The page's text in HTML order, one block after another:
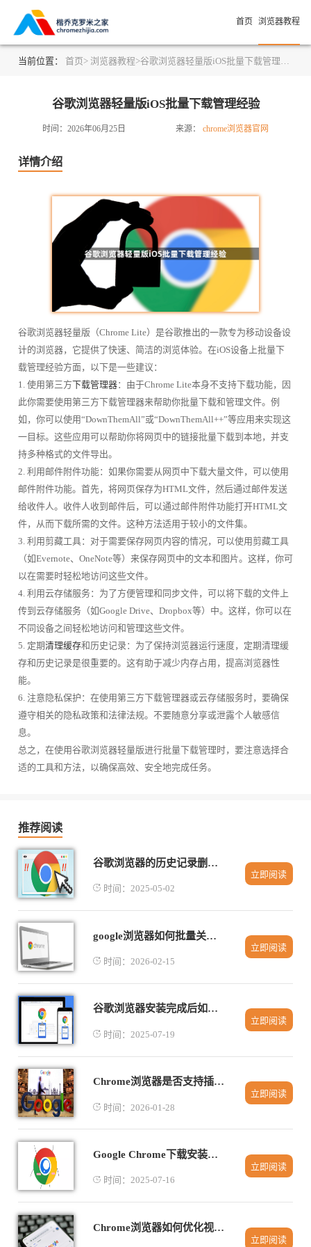
首页 浏览器教程
当前位置： 首页> 浏览器教程>谷歌浏览器轻量版iOS批量下载管理经验
谷歌浏览器轻量版iOS批量下载管理经验
时间：2026年06月25日 来源： chrome浏览器官网
详情介绍
谷歌浏览器轻量版（Chrome Lite）是谷歌推出的一款专为移动设备设
计的浏览器，它提供了快速、简洁的浏览体验。在iOS设备上批量下
载管理经验方面，以下是一些建议：
1. 使用第三方下载管理器：由于Chrome Lite本身不支持下载功能，因
此你需要使用第三方下载管理器来帮助你批量下载和管理文件。例
如，你可以使用“DownThemAll”或“DownThemAll++”等应用来实现这
一目标。这些应用可以帮助你将网页中的链接批量下载到本地，并支
持多种格式的文件导出。
2. 利用邮件附件功能：如果你需要从网页中下载大量文件，可以使用
邮件附件功能。首先，将网页保存为HTML文件，然后通过邮件发送
给收件人。收件人收到邮件后，可以通过邮件附件功能打开HTML文
件，从而下载所需的文件。这种方法适用于较小的文件集。
3. 利用剪藏工具：对于需要保存网页内容的情况，可以使用剪藏工具
（如Evernote、OneNote等）来保存网页中的文本和图片。这样，你可
以在需要时轻松地访问这些文件。
4. 利用云存储服务：为了方便管理和同步文件，可以将下载的文件上
传到云存储服务（如Google Drive、Dropbox等）中。这样，你可以在
不同设备之间轻松地访问和管理这些文件。
5. 定期清理缓存和历史记录：为了保持浏览器运行速度，定期清理缓
存和历史记录是很重要的。这有助于减少内存占用，提高浏览器性
能。
6. 注意隐私保护：在使用第三方下载管理器或云存储服务时，要确保
遵守相关的隐私政策和法律法规。不要随意分享或泄露个人敏感信
息。
总之，在使用谷歌浏览器轻量版进行批量下载管理时，要注意选择合
适的工具和方法，以确保高效、安全地完成任务。
推荐阅读
谷歌浏览器的历史记录删除方法
时间：2025-05-02
立即阅读
google浏览器如何批量关闭后台运行的网页
时间：2026-02-15
立即阅读
谷歌浏览器安装完成后如何启用同步功能
时间：2025-07-19
立即阅读
Chrome浏览器是否支持插件使用行为可调逻辑分组
时间：2026-01-28
立即阅读
Google Chrome下载安装包自动升级失败的处理方法
时间：2025-07-16
立即阅读
Chrome浏览器如何优化视频播放的清晰度和稳定性
立即阅读